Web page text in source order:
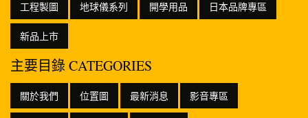
工程製圖 地球儀系列 開學用品 日本品牌專區
新品上市
主要目錄 CATEGORIES
關於我們 位置圖 最新消息 影音專區